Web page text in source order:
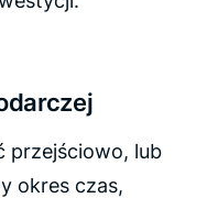
przejściowo, lub
okres czas,